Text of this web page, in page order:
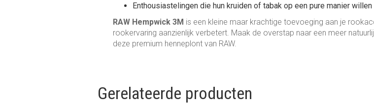
Enthousiastelingen die hun kruiden of tabak op een pure manier
RAW Hempwick 3M is een kleine maar krachtige toevoeging aan je
rookervaring aanzienlijk verbetert. Maak de overstap naar een meer
deze premium henneplont van RAW.
Gerelateerde producten